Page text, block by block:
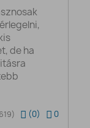
de ha
(0) 0